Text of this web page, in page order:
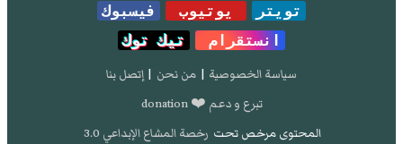
تويتر يوتيوب
فيسبوك
انستقرام
تيك توك
سياسة الخصوصية | من نحن | إتصل بنا
تبرع و دعم ❤️ donation
المحتوى مرخص تحت رخصة المشاع الإبداعي 3.0